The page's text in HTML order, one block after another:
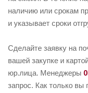
наличию или срокам
и указывает сроки
Сделайте заявку на
вашей закупке и
юр.лица. Менеджеры
запрос. Как только вы